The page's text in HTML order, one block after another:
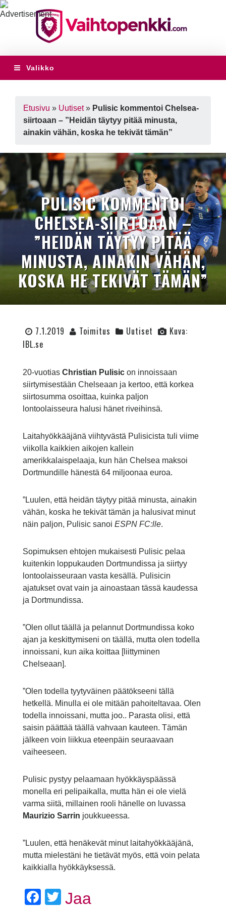
Valikko
Etusivu » Uutiset» Pulisic kommentoi Chelsea-
siirtoaan – ”Heidän täytyy pitää minusta,
ainakin vähän, koska he tekivät tämän”
PULISIC KOMMENTOI
CHELSEA-SIIRTOAAN –
”HEIDÄN TÄYTYY PITÄÄ
MINUSTA, AINAKIN VÄHÄN,
KOSKA HE TEKIVÄT TÄMÄN”
7.1.2019 Toimitus Uutiset
Kuva:
IBL.se
20-vuotias Christian Pulisicon innoissaan
siirtymisestään Chelseaan ja kertoo, että korkea
siirtosumma osoittaa, kuinka paljon
lontoolaisseura halusi hänet riveihinsä.
Laitahyökkääjänä viihtyvästä Pulisicista tuli viime
viikolla kaikkien aikojen kallein
amerikkalaispelaaja, kun hän Chelsea maksoi
Dortmundille hänestä 64 miljoonaa euroa.
”Luulen, että heidän täytyy pitää minusta, ainakin
vähän, koska he tekivät tämän ja halusivat minut
näin paljon, Pulisic sanoi ESPN FC:lle.
Sopimuksen ehtojen mukaisesti Pulisic pelaa
kuitenkin loppukauden Dortmundissa ja siirtyy
lontoolaisseuraan vasta kesällä. Pulisicin
ajatukset ovat vain ja ainoastaan tässä kaudessa
ja Dortmundissa.
”Olen ollut täällä ja pelannut Dortmundissa koko
ajan ja keskittymiseni on täällä, mutta olen todella
innoissani, kun aika koittaa [liittyminen
Chelseaan].
”Olen todella tyytyväinen päätökseeni tällä
hetkellä. Minulla ei ole mitään pahoiteltavaa. Olen
todella innoissani, mutta joo.. Parasta olisi, että
saisin päättää täällä vahvaan kauteen. Tämän
jälkeen voin liikkua eteenpäin seuraavaan
vaiheeseen.
Pulisic pystyy pelaamaan hyökkäyspäässä
monella eri pelipaikalla, mutta hän ei ole vielä
varma siitä, millainen rooli hänelle on luvassa
Maurizio Sarrin joukkueessa.
”Luulen, että henäkevät minut laitahyökkääjänä,
mutta mielestäni he tietävät myös, että voin pelata
kaikkialla hyökkäyksessä.
Facebook
Twitter
Jaa